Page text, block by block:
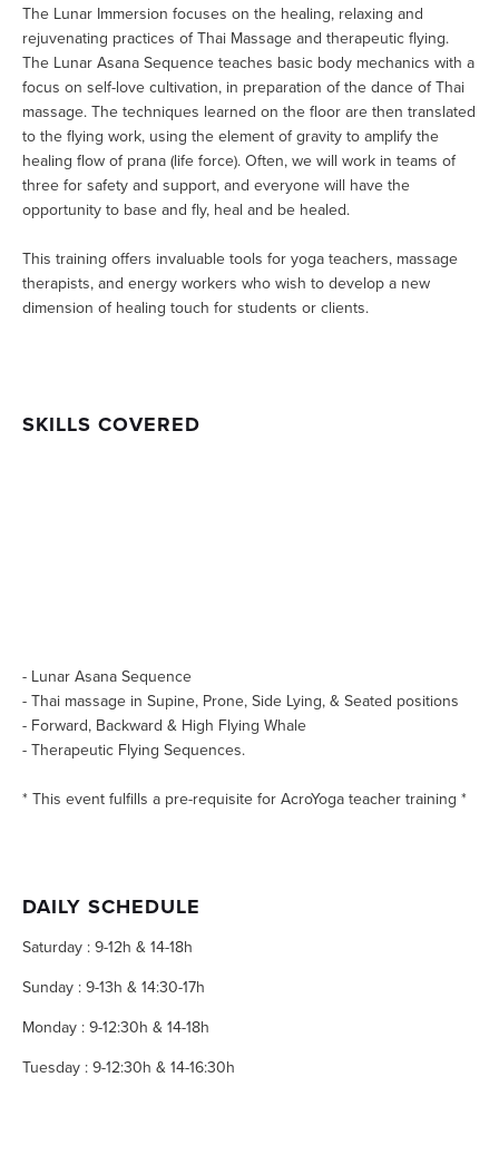
The Lunar Immersion focuses on the healing, relaxing and
rejuvenating practices of Thai Massage and therapeutic flying.
The Lunar Asana Sequence teaches basic body mechanics with a
focus on self-love cultivation, in preparation of the dance of Thai
massage. The techniques learned on the floor are then translated
to the flying work, using the element of gravity to amplify the
healing flow of prana (life force). Often, we will work in teams of
three for safety and support, and everyone will have the
opportunity to base and fly, heal and be healed.
This training offers invaluable tools for yoga teachers, massage
therapists, and energy workers who wish to develop a new
dimension of healing touch for students or clients.
SKILLS COVERED
- Lunar Asana Sequence
- Thai massage in Supine, Prone, Side Lying, & Seated positions
- Forward, Backward & High Flying Whale
- Therapeutic Flying Sequences.
* This event fulfills a pre-requisite for AcroYoga teacher training *
DAILY SCHEDULE
Saturday : 9-12h & 14-18h
Sunday : 9-13h & 14:30-17h
Monday : 9-12:30h & 14-18h
Tuesday : 9-12:30h & 14-16:30h